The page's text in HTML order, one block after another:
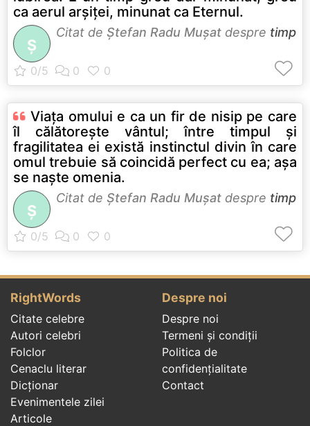
ca aerul arșiței, minunat ca Eternul.
Ş
Citat de Ştefan Radu Muşat despre timp
Viața omului e ca un fir de nisip pe care
îl călătorește vântul; între timpul și
fragilitatea ei există instinctul divin în care
omul trebuie să coincidă perfect cu ea; așa
se naște omenia.
Ş
Citat de Ştefan Radu Muşat despre timp
RightWords
Citate celebre
Autori celebri
Folclor
Cenaclu literar
Dicționar
Evenimentele zilei
Articole
Despre noi
Despre noi
Termeni și condiții
Politica de
confidenţialitate
Contact